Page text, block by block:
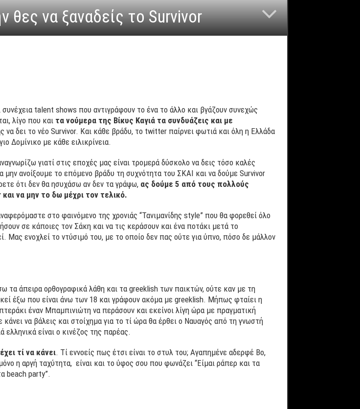
θες να ξαναδείς το Survivor
talent shows που αντιγράφουν το ένα το άλλο και βγάζουν συνεχώς
λίγο που και τα νούμερα της Βίκυς Καγιά τα συνδυάζεις και με
να δει το νέο Survivor. Και κάθε βράδυ, το twitter παίρνει φωτιά και όλη η Ελλάδα
Δομίνικο με κάθε ειλικρίνεια.
γιατί στις εποχές μας είναι τρομερά δύσκολο να δεις τόσο καλές
ανοίξουμε το επόμενο βράδυ τη συχνότητα του ΣΚΑΙ και να δούμε Survivor
ότι δεν θα ησυχάσω αν δεν τα γράψω, ας δούμε 5 από τους πολλούς
και να μην το δω μέχρι τον τελικό.
στο φαινόμενο της χρονιάς “Τανιμανίδης style” που θα φορεθεί όλο
σε κάποιες τον Σάκη και να τις κεράσουν και ένα ποτάκι μετά το
Μας ενοχλεί το ντύσιμό του, με το οποίο δεν πας ούτε για ύπνο, πόσο δε μάλλον
τα άπειρα ορθογραφικά λάθη και τα greeklish των παικτών, ούτε καν με τη
έξω που είναι άνω των 18 και γράφουν ακόμα με greeklish. Μήπως φταίει η
έναν Μπαμπινιώτη να περάσουν και εκείνοι λίγη ώρα με πραγματική
να βάλεις και στοίχημα για το τί ώρα θα έρθει ο Ναυαγός από τη γνωστή
είναι ο κινέζος της παρέας.
τί να κάνει. Τί εννοείς πως έτσι είναι το στυλ του; Αγαπημένε αδερφέ Bo,
η αργή ταχύτητα, είναι και το ύφος σου που φωνάζει “Είμαι ράπερ και τα
beach party”.